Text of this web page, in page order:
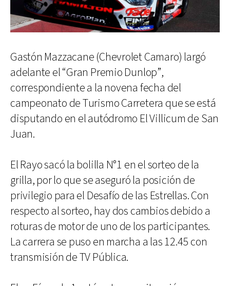
Gastón Mazzacane (Chevrolet Camaro) largó
adelante el “Gran Premio Dunlop”,
correspondiente a la novena fecha del
campeonato de Turismo Carretera que se está
disputando en el autódromo El Villicum de San
Juan.
El Rayo sacó la bolilla N°1 en el sorteo de la
grilla, por lo que se aseguró la posición de
privilegio para el Desafío de las Estrellas. Con
respecto al sorteo, hay dos cambios debido a
roturas de motor de uno de los participantes.
La carrera se puso en marcha a las 12.45 con
transmisión de TV Pública.